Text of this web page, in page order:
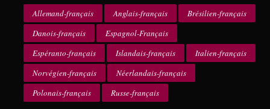
Allemand-français Anglais-français
Brésilien-français
Danois-français
Espagnol-Français
Espéranto-français
Islandais-français
Italien-français
Norvégien-français
Néerlandais-français
Polonais-français
Russe-français